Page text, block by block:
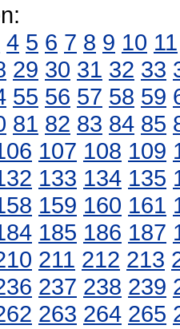
4 5 6 7 8 9 10 11
29 30 31 32 33
55 56 57 58 59
81 82 83 84 85
107 108 109
133 134 135
159 160 161
185 186 187
211 212 213
237 238 239
263 264 265